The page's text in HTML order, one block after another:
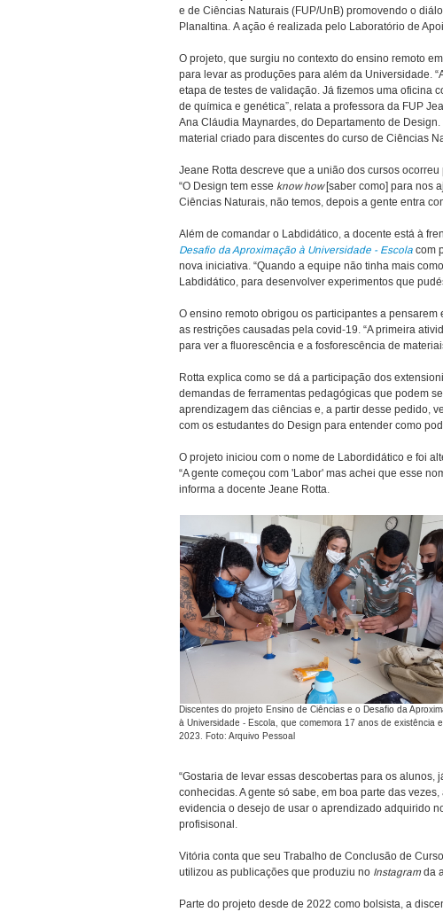
e de Ciências Naturais (FUP/UnB) promovendo o
Planaltina. A ação é realizada pelo Laboratório de
O projeto, que surgiu no contexto do ensino remoto
para levar as produções para além da Universidade.
etapa de testes de validação. Já fizemos uma oficina
de química e genética”, relata a professora da FUP
Ana Cláudia Maynardes, do Departamento de
material criado para discentes do curso de Ciências
Jeane Rotta descreve que a união dos cursos
“O Design tem esse know how[saber como] para nos
Ciências Naturais, não temos, depois a gente entra
Além de comandar o Labdidático, a docente está à
Desafio da Aproximação à Universidade - Escola com
nova iniciativa. “Quando a equipe não tinha mais
Labdidático, para desenvolver experimentos que
O ensino remoto obrigou os participantes a
as restrições causadas pela covid-19. “A primeira
para ver a fluorescência e a fosforescência de
Rotta explica como se dá a participação dos
demandas de ferramentas pedagógicas que podem
aprendizagem das ciências e, a partir desse pedido,
com os estudantes do Design para entender como
O projeto iniciou com o nome de Labordidático e foi
“A gente começou com 'Labor' mas achei que esse
informa a docente Jeane Rotta.
Discentes do projeto Ensino de Ciências e o Desafio da
à Universidade - Escola, que comemora 17 anos de existência
2023. Foto: Arquivo Pessoal
“Gostaria de levar essas descobertas para os
conhecidas. A gente só sabe, em boa parte das
evidencia o desejo de usar o aprendizado adquirido
profisisonal.
Vitória conta que seu Trabalho de Conclusão de
utilizou as publicações que produziu no Instagram da
Parte do projeto desde de 2022 como bolsista, a